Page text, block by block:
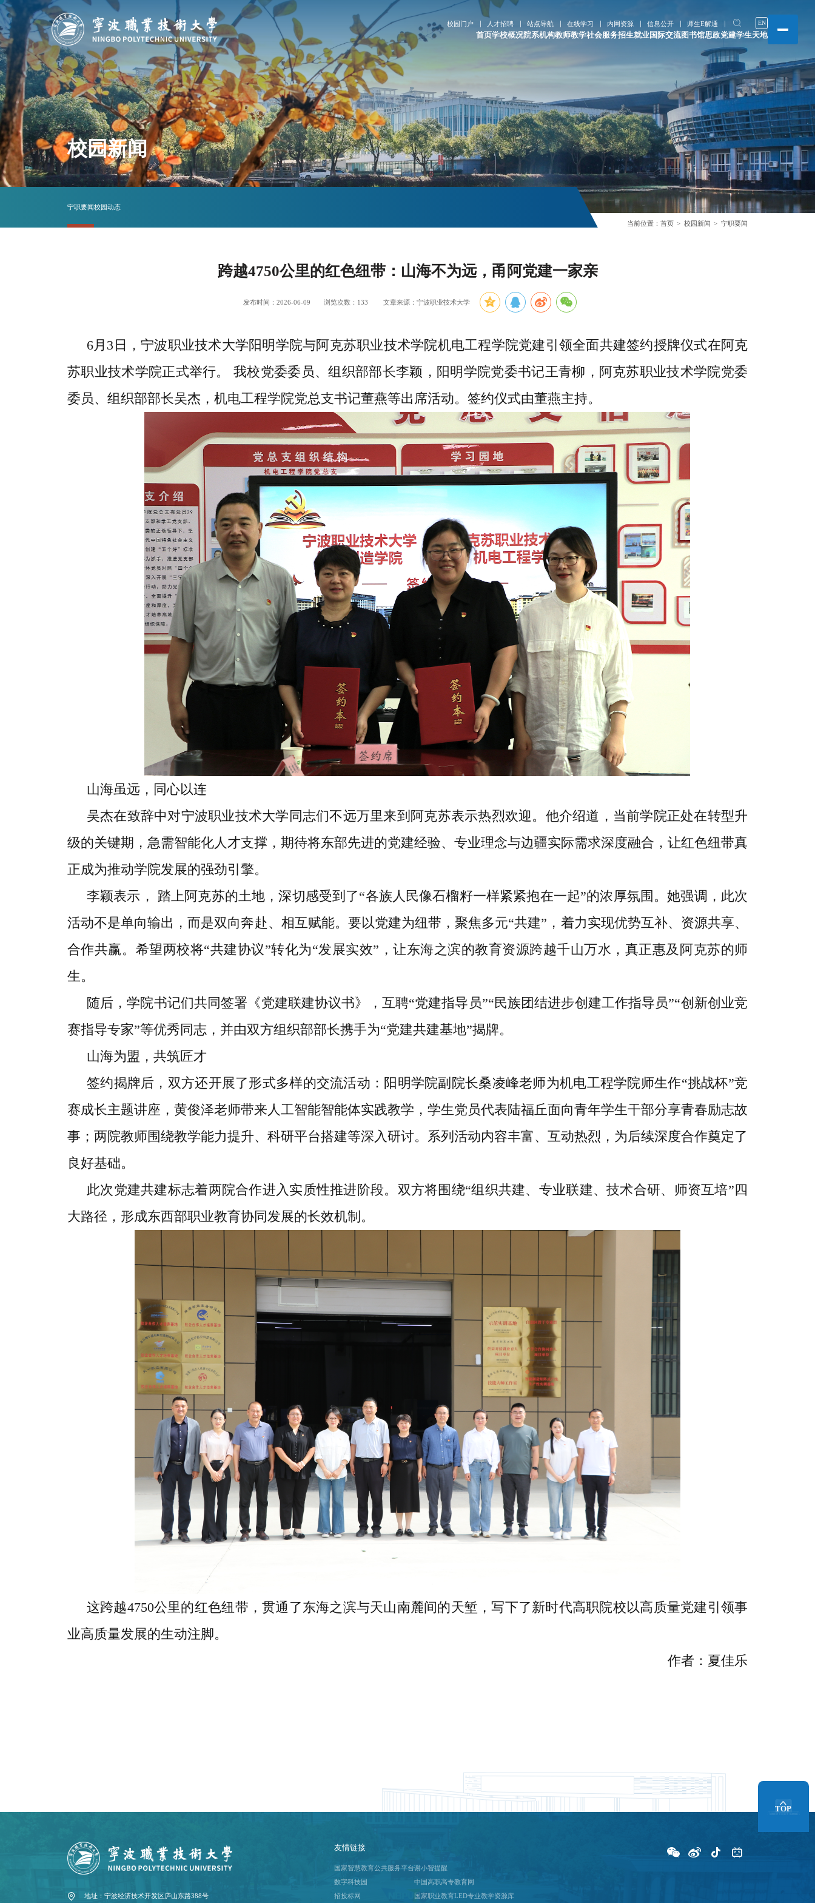
校园门户 人才招聘 站点导航 在线学习 内网资源 信息公开 师生E解通 EN
首页学校概况院系机构教师教学社会服务招生就业国际交流图书馆思政党建学生天地
校园新闻
宁职要闻校园动态
当前位置： 首页 校园新闻 宁职要闻
跨越4750公里的红色纽带：山海不为远，甬阿党建一家亲
发布时间：2026-06-09 浏览次数： 133 文章来源：宁波职业技术大学
6月3日，宁波职业技术大学阳明学院与阿克苏职业技术学院机电工程学院党建引领全面共建签约授牌仪式在阿克
苏职业技术学院正式举行。 我校党委委员、组织部部长李颖，阳明学院党委书记王青柳，阿克苏职业技术学院党委
委员、组织部部长吴杰，机电工程学院党总支书记董燕等出席活动。签约仪式由董燕主持。
山海虽远，同心以连
吴杰在致辞中对宁波职业技术大学同志们不远万里来到阿克苏表示热烈欢迎。他介绍道，当前学院正处在转型升
级的关键期，急需智能化人才支撑，期待将东部先进的党建经验、专业理念与边疆实际需求深度融合，让红色纽带真
正成为推动学院发展的强劲引擎。
李颖表示， 踏上阿克苏的土地，深切感受到了“各族人民像石榴籽一样紧紧抱在一起”的浓厚氛围。她强调，此次
活动不是单向输出，而是双向奔赴、相互赋能。要以党建为纽带，聚焦多元“共建”，着力实现优势互补、资源共享、
合作共赢。希望两校将“共建协议”转化为“发展实效”，让东海之滨的教育资源跨越千山万水，真正惠及阿克苏的师
生。
随后，学院书记们共同签署《党建联建协议书》，互聘“党建指导员”“民族团结进步创建工作指导员”“创新创业竞
赛指导专家”等优秀同志，并由双方组织部部长携手为“党建共建基地”揭牌。
山海为盟，共筑匠才
签约揭牌后，双方还开展了形式多样的交流活动：阳明学院副院长桑凌峰老师为机电工程学院师生作“挑战杯”竞
赛成长主题讲座，黄俊泽老师带来人工智能智能体实践教学，学生党员代表陆福丘面向青年学生干部分享青春励志故
事；两院教师围绕教学能力提升、科研平台搭建等深入研讨。系列活动内容丰富、互动热烈，为后续深度合作奠定了
良好基础。
此次党建共建标志着两院合作进入实质性推进阶段。双方将围绕“组织共建、专业联建、技术合研、师资互培”四
大路径，形成东西部职业教育协同发展的长效机制。
这跨越4750公里的红色纽带，贯通了东海之滨与天山南麓间的天堑，写下了新时代高职院校以高质量党建引领事
业高质量发展的生动注脚。
作者：夏佳乐
TOP
地址：宁波经济技术开发区庐山东路388号
友情链接
国家智慧教育公共服务平台
数字科技园
招投标网
谢小智提醒
中国高职高专教育网
国家职业教育LED专业教学资源库